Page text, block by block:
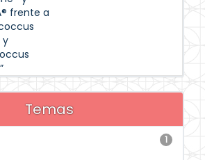
frente a
y
Temas
1